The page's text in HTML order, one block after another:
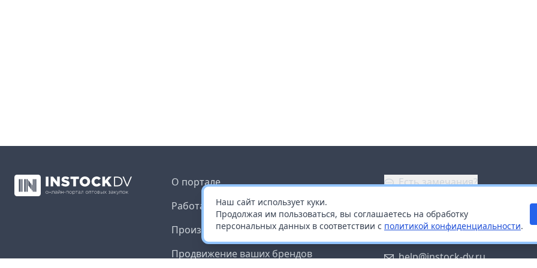
Наш сайт использует куки.
Продолжая им пользоваться, вы соглашаетесь на обработку
персональных данных в соответствии с политикой конфиденциальности.
О портале
Работа с платформой
Производителям и дистрибьюторам
Продвижение ваших брендов
Есть замечания?
Заказать звонок
help@instock-dv.ru